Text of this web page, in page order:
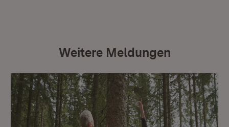
Weitere Meldungen